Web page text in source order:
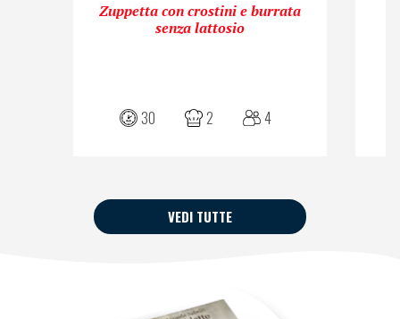
Zuppetta con crostini e burrata
senza lattosio
30 2 4
VEDI TUTTE